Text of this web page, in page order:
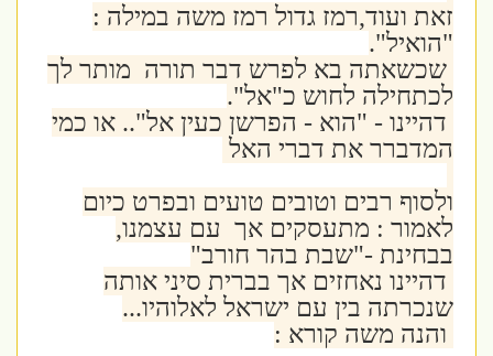
זאת ועוד,רמז גדול רמז משה במילה :
"הואיל".
שכשאתה בא לפרש דבר תורה מותר לך
לכתחילה לחוש כ"אל".
דהיינו - "הוא - הפרשן כעין אל".. או כמי
המדברר את דברי האל
ולסוף רבים וטובים טועים ובפרט כיום
לאמור : מתעסקים אך עם עצמנו,
בבחינת -"שבת בהר חורב"
דהיינו נאחזים אך בברית סיני אותה
שנכרתה בין עם ישראל לאלוהיו...
והנה משה קורא :